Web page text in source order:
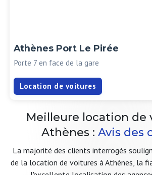
Athènes Port Le Pirée
Porte 7 en face de la gare
Location de voitures
Meilleure location de
Athènes : Avis des
La majorité des clients interrogés
de la location de voitures à Athènes, la